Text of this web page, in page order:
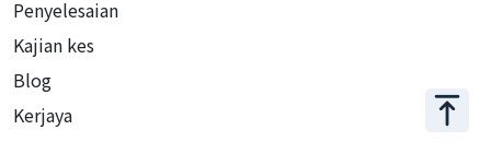
Industri
Penyelesaian
Kajian kes
Blog